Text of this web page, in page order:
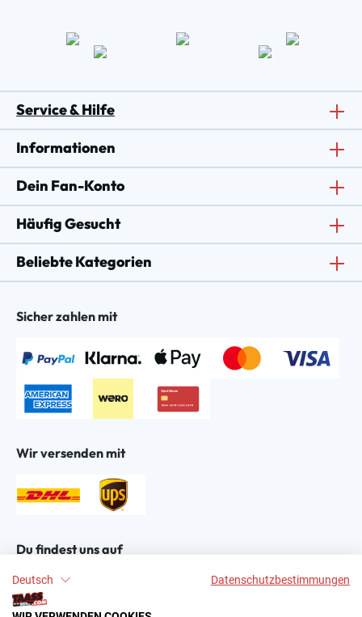
Deutsch Datenschutzbestimmungen
Service & Hilfe
Informationen
Dein Fan-Konto
Häufig Gesucht
Beliebte Kategorien
Sicher zahlen mit
Wir versenden mit
Du findest uns auf